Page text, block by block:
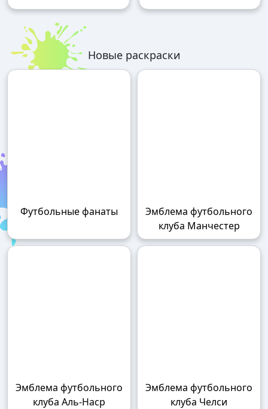
Новые раскраски
Футбольные фанаты
Эмблема футбольного
клуба Манчестер
Эмблема футбольного
клуба Аль-Наср
Эмблема футбольного
клуба Челси